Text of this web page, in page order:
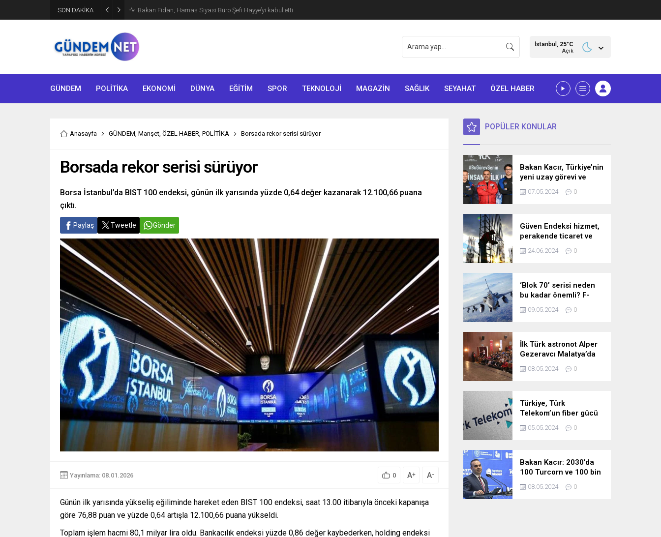
SON DAKİKA Bakan Fidan, Hamas Siyasi Büro Şefi Hayye’yi kabul etti
İstanbul, 25°C
Açık
GÜNDEM POLİTİKA EKONOMİ DÜNYA EĞİTİM SPOR TEKNOLOJİ MAGAZİN SAĞLIK SEYAHAT ÖZEL HABER
Anasayfa GÜNDEM, Manşet, ÖZEL HABER, POLİTİKA Borsada rekor serisi sürüyor
Borsada rekor serisi sürüyor
Borsa İstanbul’da BIST 100 endeksi, günün ilk yarısında yüzde 0,64 değer kazanarak 12.100,66 puana
çıktı.
Paylaş Tweetle Gönder
Yayınlama: 08.01.2026 0 A+ A-
Günün ilk yarısında yükseliş eğiliminde hareket eden BIST 100 endeksi, saat 13.00 itibarıyla önceki kapanışa
göre 76,88 puan ve yüzde 0,64 artışla 12.100,66 puana yükseldi.
Toplam işlem hacmi 80,1 milyar lira oldu. Bankacılık endeksi yüzde 0,86 değer kaybederken, holding endeksi
POPÜLER KONULAR
Bakan Kacır, Türkiye’nin
yeni uzay görevi ve
bilim misyonunu
açıkladı! İşte detaylar…
07.05.2024 0
Güven Endeksi hizmet,
perakende ticaret ve
inşaat sektörlerinde
düştü
24.06.2024 0
‘Blok 70’ serisi neden
bu kadar önemli? F-
16’larla ilgili merak
edilenleri anlattı!
09.05.2024 0
İlk Türk astronot Alper
Gezeravcı Malatya’da
öğrencilerle bir araya
geldi!
08.05.2024 0
Türkiye, Türk
Telekom’un fiber gücü
ile yarının
teknolojilerine hazır
05.05.2024 0
Bakan Kacır: 2030’da
100 Turcorn ve 100 bin
teknoloji girişimciliği
hedefimize ulaşacağız
08.05.2024 0